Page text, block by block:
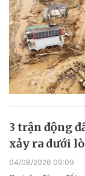
3 trận động
xảy ra dưới
04/08/2026 09:09